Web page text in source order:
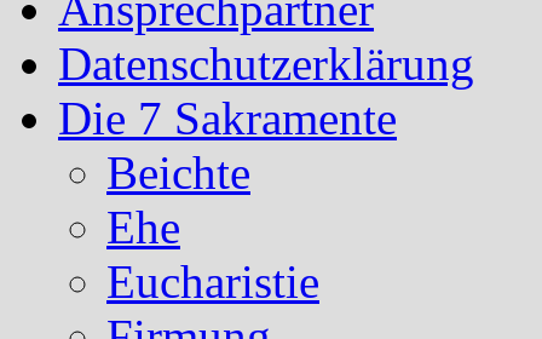
Datenschutzerklärung
Die 7 Sakramente
Beichte
Ehe
Eucharistie